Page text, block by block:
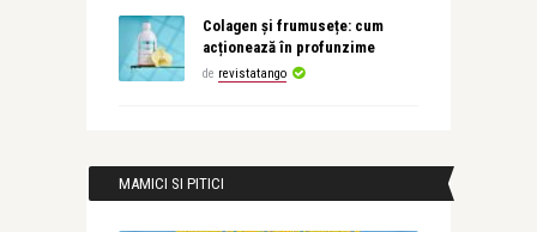
Colagen și frumusețe: cum
acționează în profunzime
de revistatango
MAMICI SI PITICI